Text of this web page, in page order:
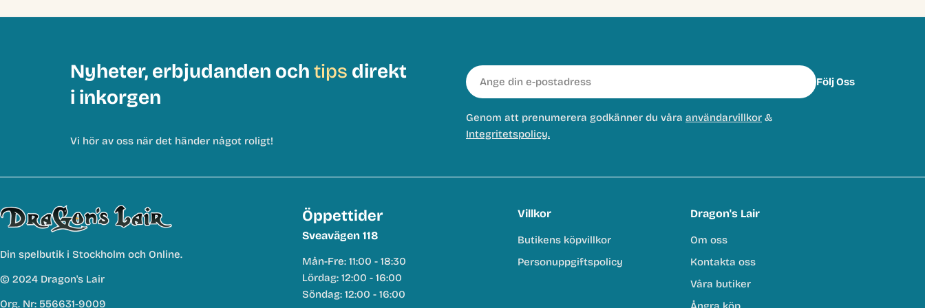
Nyheter, erbjudanden och tips direkt
i inkorgen
Vi hör av oss när det händer något roligt!
E-
post
Följ Oss
Genom att prenumerera godkänner du våra användarvillkor &
Integritetspolicy.
Din spelbutik i Stockholm och Online.
© 2024 Dragon's Lair
Org. Nr: 556631-9009
Öppettider
Sveavägen 118
Mån-Fre: 11:00 - 18:30
Lördag: 12:00 - 16:00
Söndag: 12:00 - 16:00
Villkor
Butikens köpvillkor
Personuppgiftspolicy
Dragon's Lair
Om oss
Kontakta oss
Våra butiker